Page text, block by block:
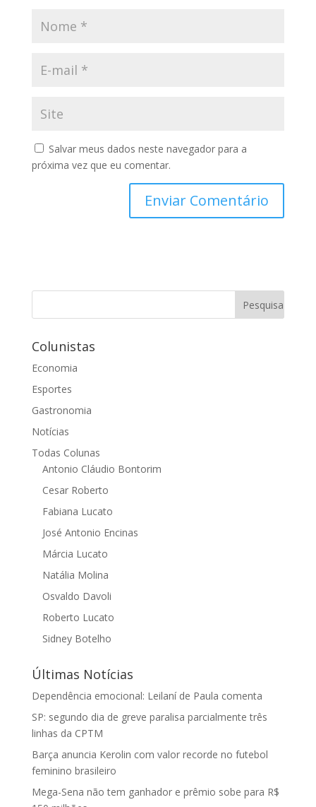
Salvar meus dados neste navegador para a
próxima vez que eu comentar.
Colunistas
Economia
Esportes
Gastronomia
Notícias
Todas Colunas
Antonio Cláudio Bontorim
Cesar Roberto
Fabiana Lucato
José Antonio Encinas
Márcia Lucato
Natália Molina
Osvaldo Davoli
Roberto Lucato
Sidney Botelho
Últimas Notícias
Dependência emocional: Leilaní de Paula comenta
SP: segundo dia de greve paralisa parcialmente três
linhas da CPTM
Barça anuncia Kerolin com valor recorde no futebol
feminino brasileiro
Mega-Sena não tem ganhador e prêmio sobe para R$